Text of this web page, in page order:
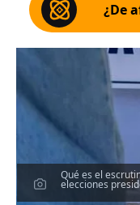
¿De
Qué es el
elecciones